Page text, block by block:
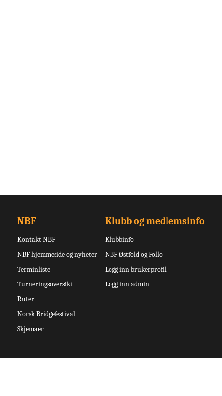
NBF
Kontakt NBF
NBF hjemmeside og nyheter
Terminliste
Turneringsoversikt
Ruter
Norsk Bridgefestival
Skjemaer
Klubb og medlemsinfo
Klubbinfo
NBF Østfold og Follo
Logg inn brukerprofil
Logg inn admin